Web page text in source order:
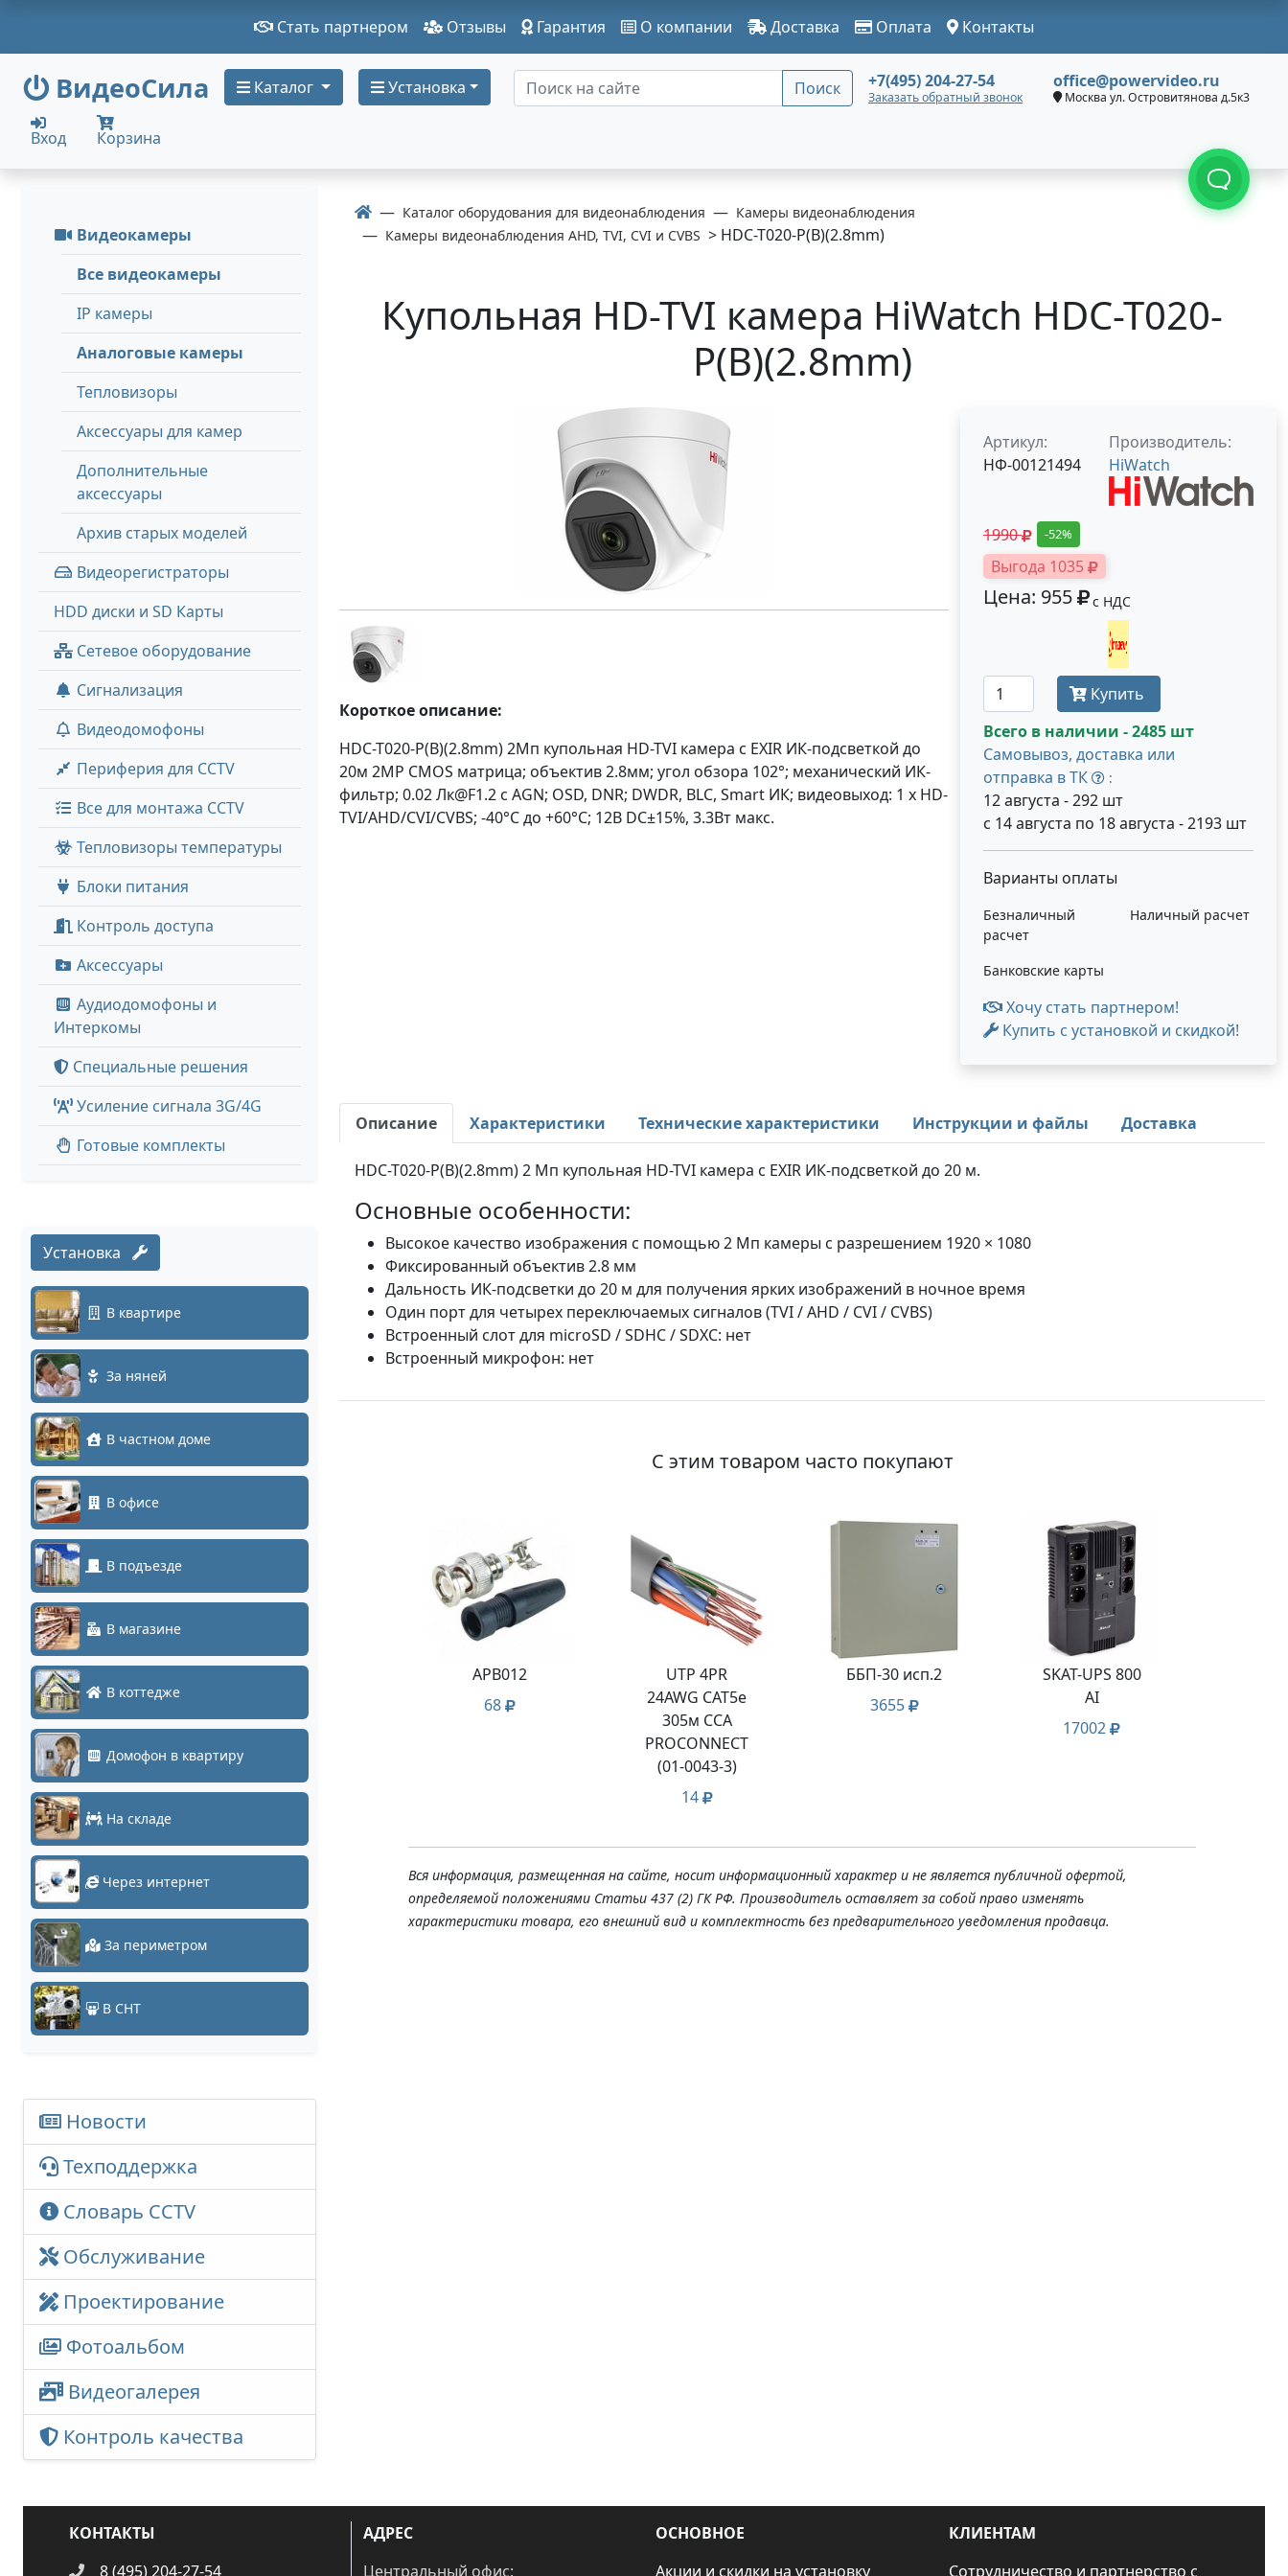
Стать партнером Отзывы Гарантия О компании Доставка Оплата Контакты
ВидеоСила Каталог Установка Поиск +7(495) 204-27-54
Заказать обратный звонок
office@powervideo.ru
Москва ул. Островитянова д.5к3
Вход Корзина
Видеокамеры
Все видеокамеры
IP камеры
Аналоговые камеры
Тепловизоры
Аксессуары для камер
Дополнительные
аксессуары
Архив старых моделей
Видеорегистраторы
HDD диски и SD Карты
Сетевое оборудование
Сигнализация
Видеодомофоны
Периферия для CCTV
Все для монтажа CCTV
Тепловизоры температуры
Блоки питания
Контроль доступа
Аксессуары
Аудиодомофоны и
Интеркомы
Специальные решения
Усиление сигнала 3G/4G
Готовые комплекты
Установка
В квартире
За няней
В частном доме
В офисе
В подъезде
В магазине
В коттедже
Домофон в квартиру
На складе
Через интернет
За периметром
В СНТ
Новости
Техподдержка
Словарь CCTV
Обслуживание
Проектирование
Фотоальбом
Видеогалерея
Контроль качества
Каталог оборудования для видеонаблюдения
Камеры видеонаблюдения
Камеры видеонаблюдения AHD, TVI, CVI и CVBS > HDC-T020-P(B)(2.8mm)
Купольная HD-TVI камера HiWatch HDC-T020-
P(B)(2.8mm)
Короткое описание:
HDC-T020-P(B)(2.8mm) 2Мп купольная HD-TVI камера с EXIR ИК-подсветкой до
20м 2MP CMOS матрица; объектив 2.8мм; угол обзора 102°; механический ИК-
фильтр; 0.02 Лк@F1.2 с AGN; OSD, DNR; DWDR, BLC, Smart ИК; видеовыход: 1 х HD-
TVI/AHD/CVI/CVBS; -40°С до +60°С; 12В DC±15%, 3.3Вт макс.
Артикул:
НФ-00121494
Производитель:
HiWatch
1990 -52%
Выгода 1035
Цена: 955 с НДС
Получить оптовую цену
Купить
Всего в наличии - 2485 шт
Самовывоз, доставка или
отправка в ТК
:
12 августа - 292 шт
с 14 августа по 18 августа - 2193 шт
Варианты оплаты
Безналичный
расчет
Наличный расчет
Банковские карты
Хочу стать партнером!
Купить с установкой и скидкой!
Описание Характеристики Технические характеристики Инструкции и файлы Доставка
HDC-T020-P(B)(2.8mm) 2 Мп купольная HD-TVI камера с EXIR ИК-подсветкой до 20 м.
Основные особенности:
Высокое качество изображения с помощью 2 Мп камеры с разрешением 1920 × 1080
Фиксированный объектив 2.8 мм
Дальность ИК-подсветки до 20 м для получения ярких изображений в ночное время
Один порт для четырех переключаемых сигналов (TVI / AHD / CVI / CVBS)
Встроенный слот для microSD / SDHC / SDXC: нет
Встроенный микрофон: нет
С этим товаром часто покупают
APB012
68
UTP 4PR
24AWG CAT5e
305м CCA
PROCONNECT
(01-0043-3)
14
ББП-30 исп.2
3655
SKAT-UPS 800
AI
17002
Вся информация, размещенная на сайте, носит информационный характер и не является публичной офертой,
определяемой положениями Статьи 437 (2) ГК РФ. Производитель оставляет за собой право изменять
характеристики товара, его внешний вид и комплектность без предварительного уведомления продавца.
КОНТАКТЫ
8 (495) 204-27-54
АДРЕС
Центральный офис:
ОСНОВНОЕ
Акции и скидки на установку
КЛИЕНТАМ
Сотрудничество и партнерство с